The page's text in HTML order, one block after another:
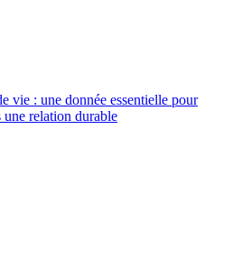
vie : une donnée essentielle pour
une relation durable